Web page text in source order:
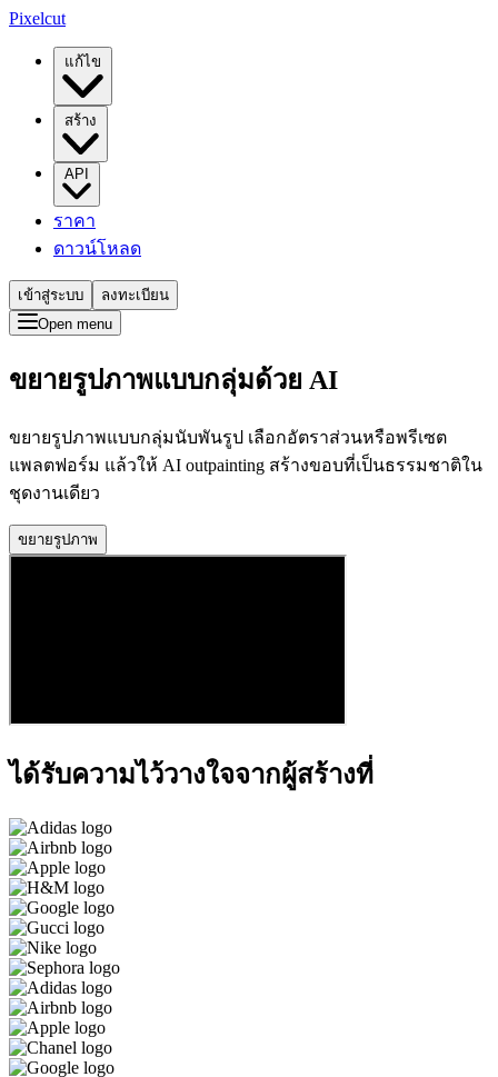
Pixelcut
แก้ไข
สร้าง
API
ราคา
ดาวน์โหลด
เข้าสู่ระบบ
ลงทะเบียน
Open menu
ขยายรูปภาพแบบกลุ่มด้วย AI
ขยายรูปภาพแบบกลุ่มนับพันรูป เลือกอัตราส่วนหรือพรีเซต
แพลตฟอร์ม แล้วให้ AI outpainting สร้างขอบที่เป็นธรรมชาติใน
ชุดงานเดียว
ขยายรูปภาพ
ได้รับความไว้วางใจจากผู้สร้างที่